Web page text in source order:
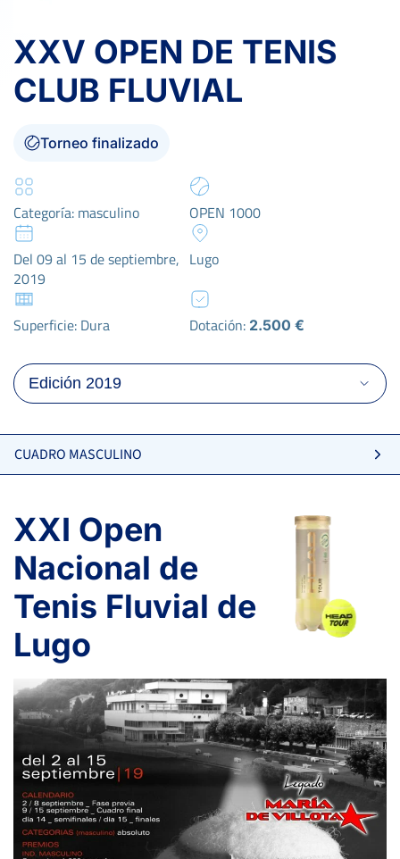
Torneo finalizado
XXV OPEN DE TENIS
CLUB FLUVIAL
Categoría: masculino OPEN 1000
Del 09 al 15 de septiembre,
2019
Lugo
Superficie: Dura Dotación: 2.500 €
CUADRO MASCULINO
VILLACORTA ALONSO, R.
MELLA GARCIA, J. 66
GONZÁLEZ DEL RIO, J. 1 4
CARREIRA MONTES, J. 65
XXI Open
Nacional de
Tenis Fluvial de
Lugo